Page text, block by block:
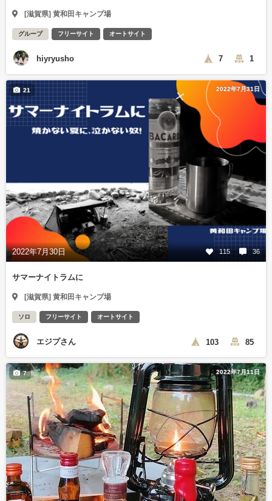
[滋賀県] 黄和田キャンプ場
グループ フリーサイト オートサイト
hiyryusho 7 1
2022年7月31日
2022年7月30日 115 36
21
サマーナイトラムに
[滋賀県] 黄和田キャンプ場
ソロ フリーサイト オートサイト
エジプさん 103 85
2022年7月11日
7